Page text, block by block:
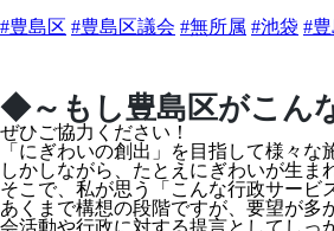
#豊島区 #豊島区議会 #無所属 #池袋 #
◆～もし豊島区がこん
ぜひご協力ください！
「にぎわいの創出」を目指して様々な
しかしながら、たとえにぎわいが生ま
そこで、私が思う「こんな行政サービ
あくまで構想の段階ですが、要望が多
会活動や行政に対する提言としてしっ